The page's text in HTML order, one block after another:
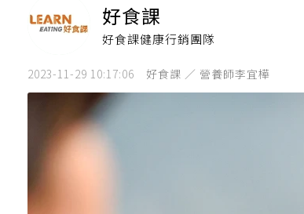
好食課
好食課健康行銷團隊
2023-11-29 10:17:06 好食課 ／ 營養師李宜樺